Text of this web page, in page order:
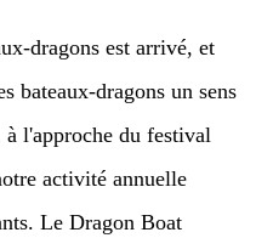
dragons est arrivé, et
bateaux-dragons un sens
à l'approche du festival
activité annuelle
Le Dragon Boat